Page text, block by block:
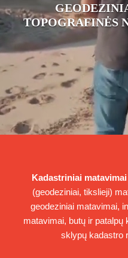
TOPOGRAFINĖS
Kadastriniai matavimai
(geodeziniai, tikslieji)
geodeziniai matavimai,
matavimai, butų ir
sklypų kadastro